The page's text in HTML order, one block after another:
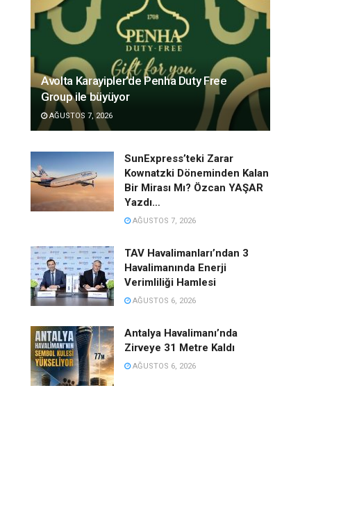
Avolta Karayipler’de Penha Duty Free
Group ile büyüyor
AĞUSTOS 7, 2026
SunExpress’teki Zarar
Kownatzki Döneminden Kalan
Bir Mirası Mı? Özcan YAŞAR
Yazdı…
AĞUSTOS 7, 2026
TAV Havalimanları’ndan 3
Havalimanında Enerji
Verimliliği Hamlesi
AĞUSTOS 6, 2026
Antalya Havalimanı’nda
Zirveye 31 Metre Kaldı
AĞUSTOS 6, 2026